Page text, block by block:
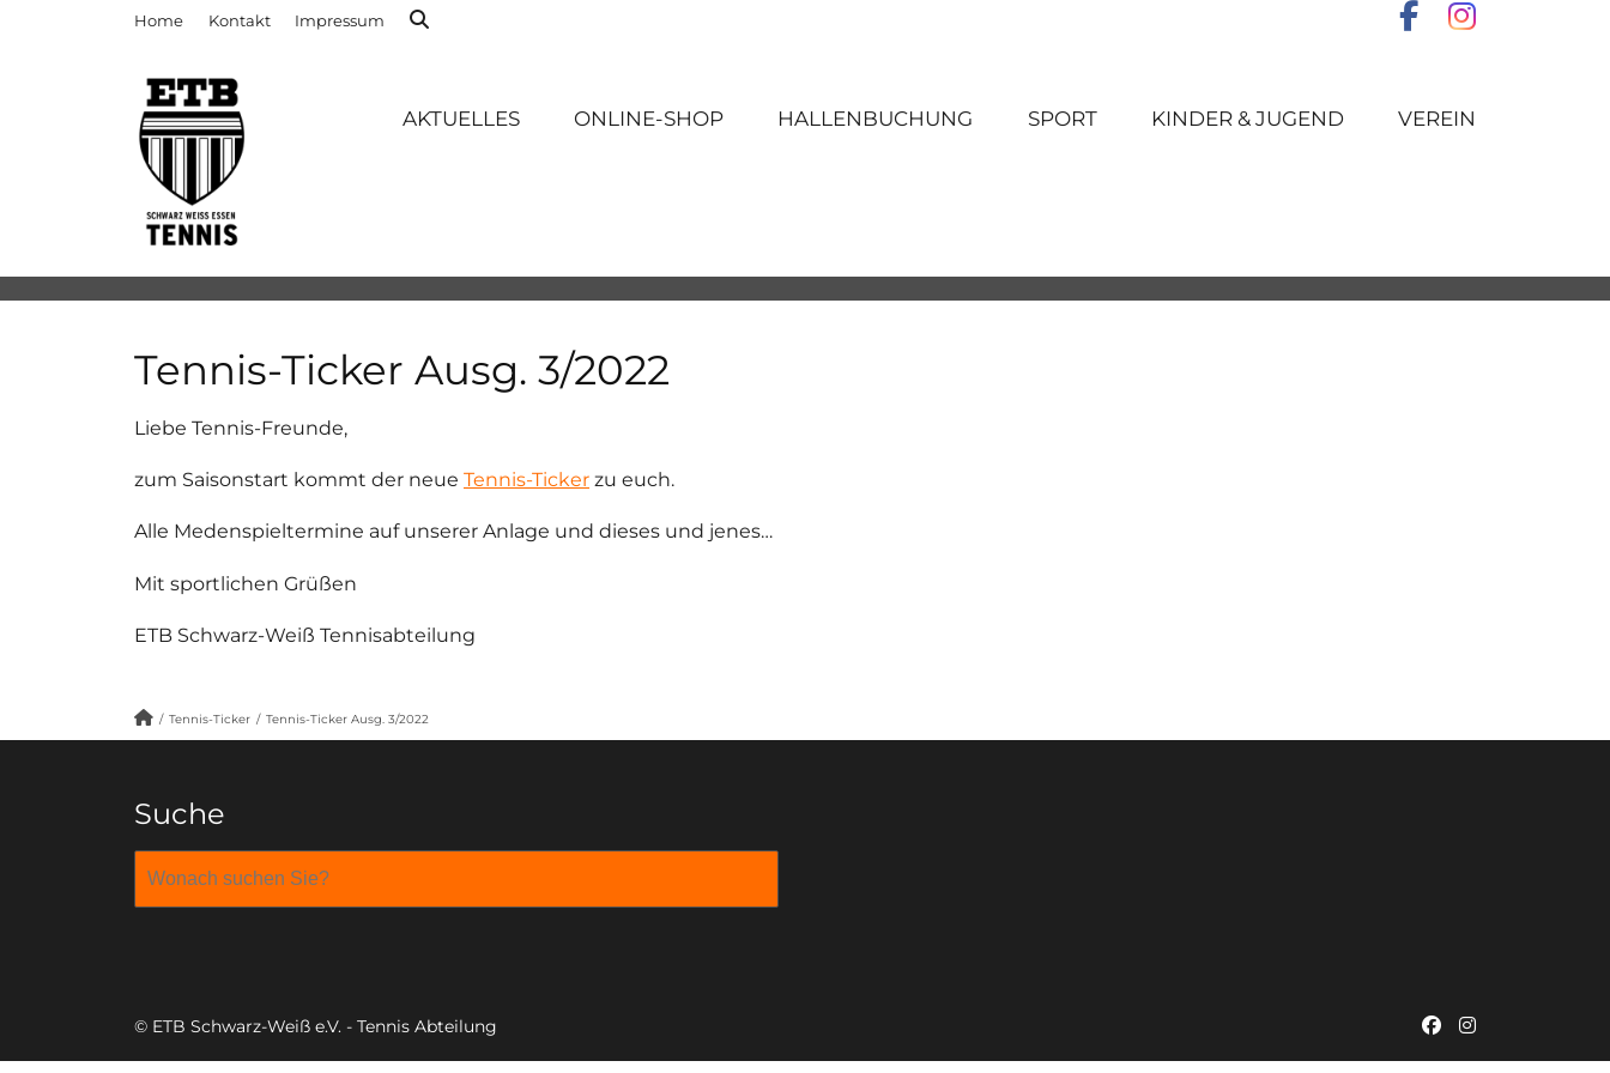
Home Kontakt Impressum
AKTUELLES ONLINE-SHOP HALLENBUCHUNG SPORT KINDER & JUGEND VEREIN
Tennis-Ticker Ausg. 3/2022
Liebe Tennis-Freunde,
zum Saisonstart kommt der neue Tennis-Ticker zu euch.
Alle Medenspieltermine auf unserer Anlage und dieses und jenes…
Mit sportlichen Grüßen
ETB Schwarz-Weiß Tennisabteilung
/ Tennis-Ticker / Tennis-Ticker Ausg. 3/2022
Suche
© ETB Schwarz-Weiß e.V. - Tennis Abteilung